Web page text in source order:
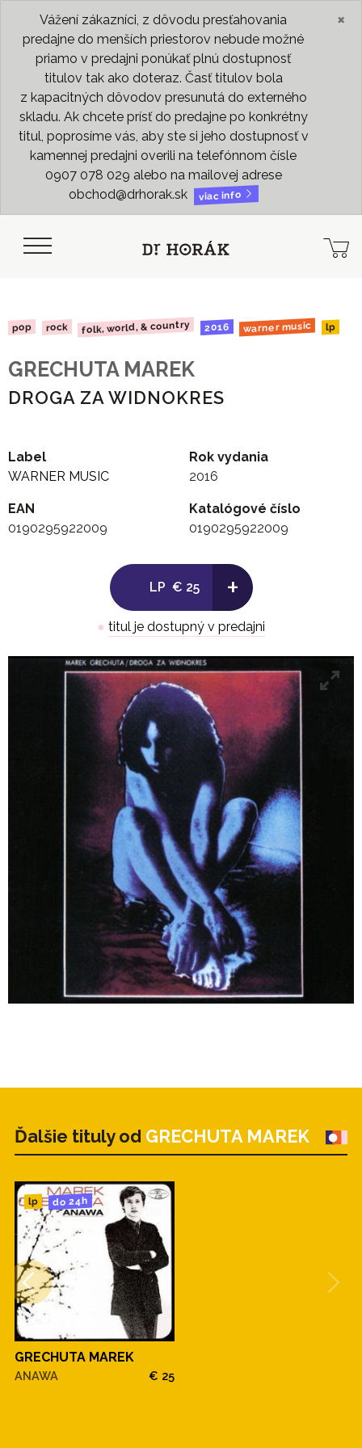
Vážení zákazníci, z dôvodu presťahovania
predajne do menších priestorov nebude možné
priamo v predajni ponúkať plnú dostupnosť
titulov tak ako doteraz. Časť titulov bola
z kapacitných dôvodov presunutá do externého
skladu. Ak chcete prísť do predajne po konkrétny
titul, poprosíme vás, aby ste si jeho dostupnosť v
kamennej predajni overili na telefónnom čísle
0907 078 029 alebo na mailovej adrese
obchod@drhorak.sk
viac info
×
pop rock folk, world, & country 2016 warner music lp
GRECHUTA MAREK
DROGA ZA WIDNOKRES
Label
WARNER MUSIC
Rok vydania
2016
EAN
0190295922009
Katalógové číslo
0190295922009
LP € 25 +
● titul je dostupný v predajni
Ďalšie tituly od GRECHUTA MAREK
lp do 24h
GRECHUTA MAREK
ANAWA € 25